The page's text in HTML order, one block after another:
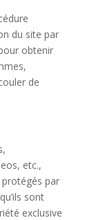
du site par
obtenir
de
etc.,
par
sont
exclusive